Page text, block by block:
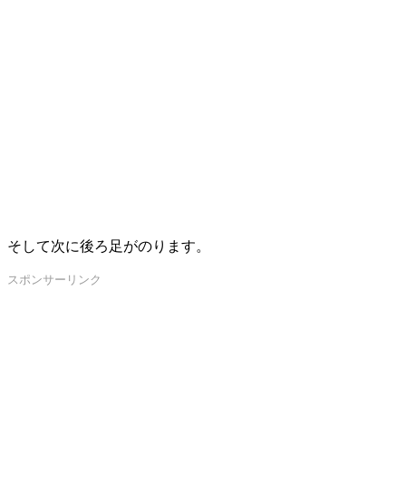
そして次に後ろ足がのります。
スポンサーリンク